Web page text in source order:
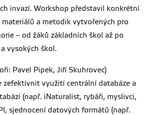
invazí. Workshop představil konkrétní
a metodik vytvořených pro
– od žáků základních škol až po
vysokých škol.
Pavel Pipek, Jiří Skuhrovec)
zefektivnit využití centrální databáze a
(např. iNaturalist, rybáři, myslivci,
sjednocení datových formátů (např.